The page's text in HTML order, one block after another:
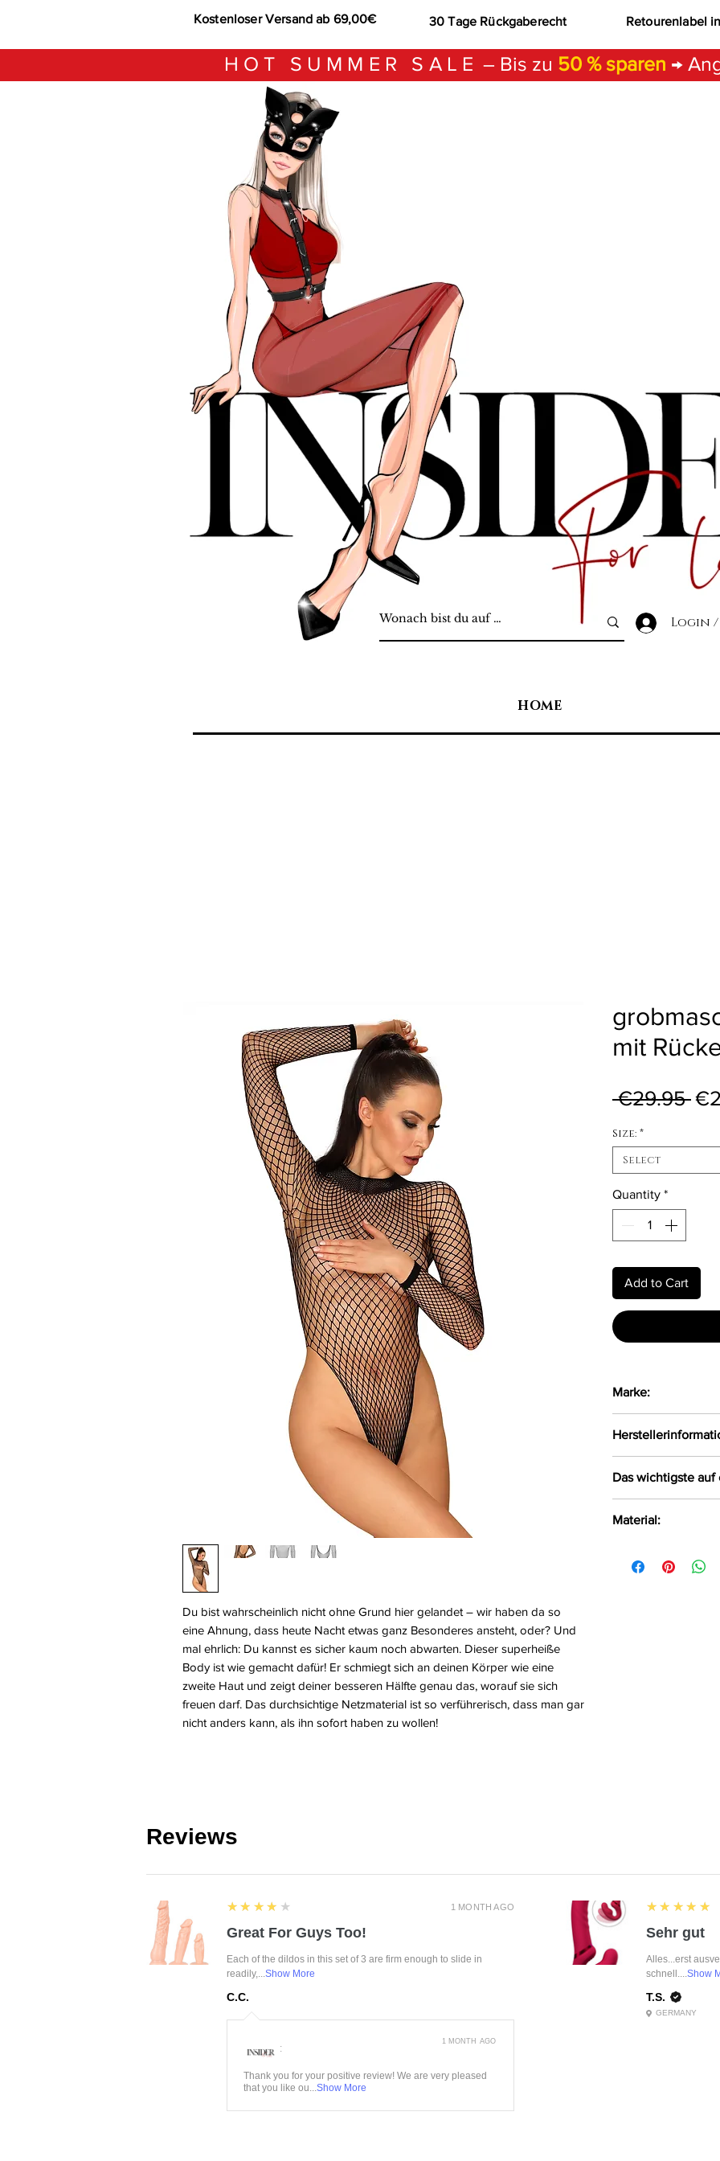
Kostenloser Versand ab 69,00€ 30 Tage Rückgaberecht Retourenlabel
HOT SUMMER SALE – Bis zu 50 % sparen →
Login /
HOME
Du bist wahrscheinlich nicht ohne Grund hier gelandet – wir haben da so
eine Ahnung, dass heute Nacht etwas ganz Besonderes ansteht, oder? Und
mal ehrlich: Du kannst es sicher kaum noch abwarten. Dieser superheiße
Body ist wie gemacht dafür! Er schmiegt sich an deinen Körper wie eine
zweite Haut und zeigt deiner besseren Hälfte genau das, worauf sie sich
freuen darf. Das durchsichtige Netzmaterial ist so verführerisch, dass man gar
nicht anders kann, als ihn sofort haben zu wollen!
mit
€29.95
Size: *
Select
Quantity *
Add to Cart
Marke:
Krolewska Street 1
Czaniec, Polen,
Das wichtigste auf
Multistretch-
transparent -
Material:
10% Elasthan
Reviews
1 MONTH AGO
4
★★★★★
Great For Guys Too!
Each of the dildos in this set of 3 are firm enough to slide in
readily,...Show More
C.C.
:
Thank you for your positive review! We are very pleased
that you like ou...Show More
1 MONTH AGO
5
★★★★★
Sehr gut
Alles...erst
schnell....Show
T.S.
GERMANY